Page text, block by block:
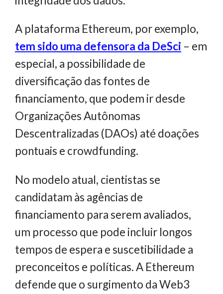
A plataforma Ethereum, por exemplo,
tem sido uma defensora da DeSci – em
especial, a possibilidade de
diversificação das fontes de
financiamento, que podem ir desde
Organizações Autônomas
Descentralizadas (DAOs) até doações
pontuais e crowdfunding.
No modelo atual, cientistas se
candidatam às agências de
financiamento para serem avaliados,
um processo que pode incluir longos
tempos de espera e suscetibilidade a
preconceitos e políticas. A Ethereum
defende que o surgimento da Web3